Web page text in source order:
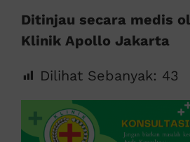
Ditinjau secara medis
Klinik Apollo Jakarta
Dilihat Sebanyak: 43